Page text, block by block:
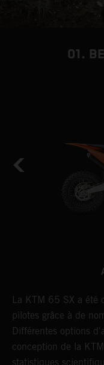
01.
La KTM 65 SX a été
pilotes grâce à de
Différentes options
conception de la
statistiques